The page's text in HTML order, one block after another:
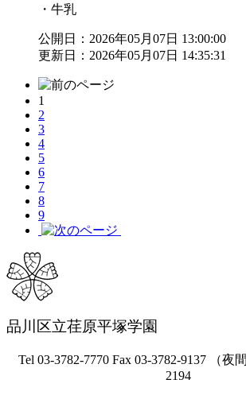
・牛乳
公開日：2026年05月07日 13:00:00
更新日：2026年05月07日 14:35:31
1
2
3
4
5
6
7
8
9
品川区立荏原平塚学園
Tel 03-3782-7770 Fax 03-3782-9137 （夜
2194